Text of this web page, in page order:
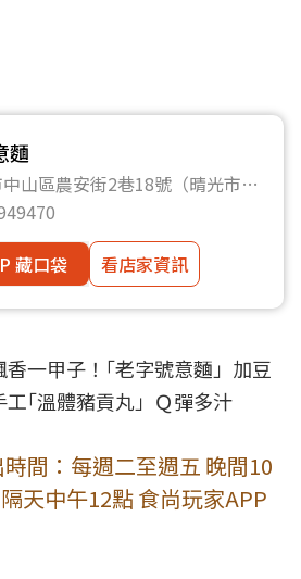
麵
山區農安街2巷18號（晴光市場
）
藏口袋
看店家資訊
香一甲子！｢老字號意麵」加豆
｢溫體豬貢丸」Ｑ彈多汁
時間：每週二至週五 晚間10
天中午12點 食尚玩家APP